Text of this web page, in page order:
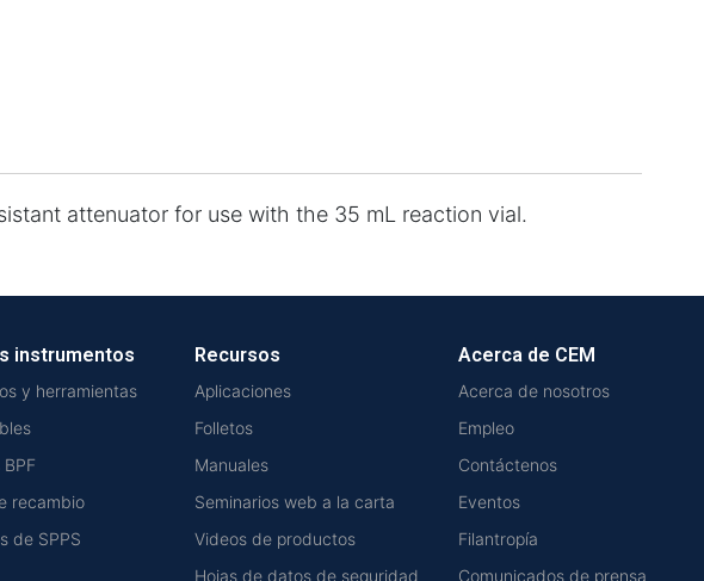
attenuator for use with the 35 mL reaction vial.
instrumentos
y herramientas
recambio
de SPPS
Recursos
Aplicaciones
Folletos
Manuales
Seminarios web a la carta
Videos de productos
Hojas de datos de seguridad
Acerca de CEM
Acerca de nosotros
Empleo
Contáctenos
Eventos
Filantropía
Comunicados de prensa